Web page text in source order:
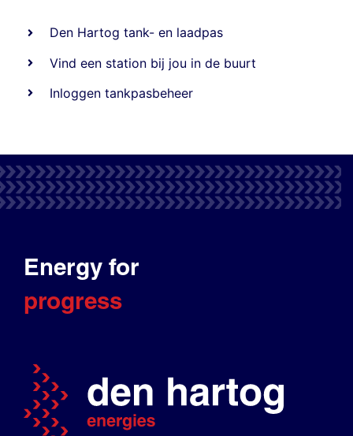
Den Hartog tank- en laadpas
Vind een station bij jou in de buurt
Inloggen tankpasbeheer
Energy for
progress